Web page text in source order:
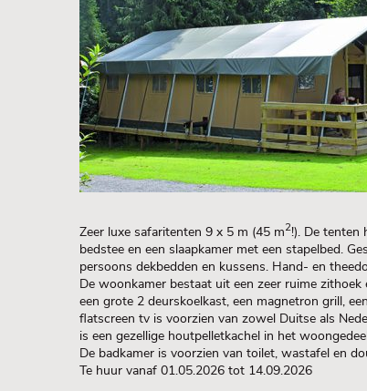
Zeer luxe safaritenten 9 x 5 m (45 m2!). De tenten
bedstee en een slaapkamer met een stapelbed.
persoons dekbedden en kussens. Hand- en
De woonkamer bestaat uit een zeer ruime
een grote 2 deurskoelkast, een magnetron grill,
flatscreen tv is voorzien van zowel Duitse als
is een gezellige houtpelletkachel in het
De badkamer is voorzien van toilet, wastafel en
Te huur vanaf 01.05.2026 tot 14.09.2026